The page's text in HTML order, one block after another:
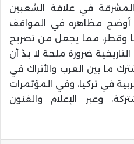
في علاقة الشعبين
أوضح مظاهره في المواقف
وقطر، مما يجعل من تصريح
ضرورة ملحة لا بدّ أن
ما بين العرب والأتراك في
في تركيا، وفي المؤتمرات
وعبر الإعلام والفنون